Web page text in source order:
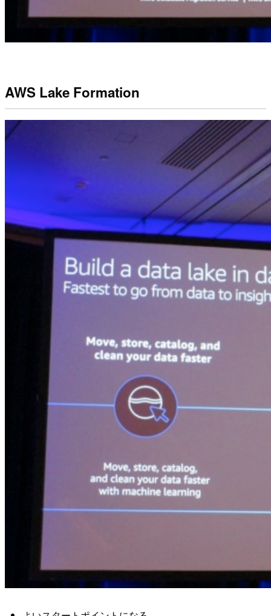
AWS Lake Formation